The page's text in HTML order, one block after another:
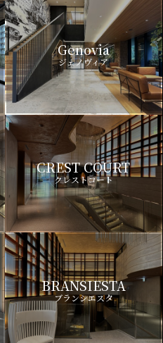
Genovia
ジェノヴィア
CREST COURT
クレストコート
BRANSIESTA
ブランシエスタ